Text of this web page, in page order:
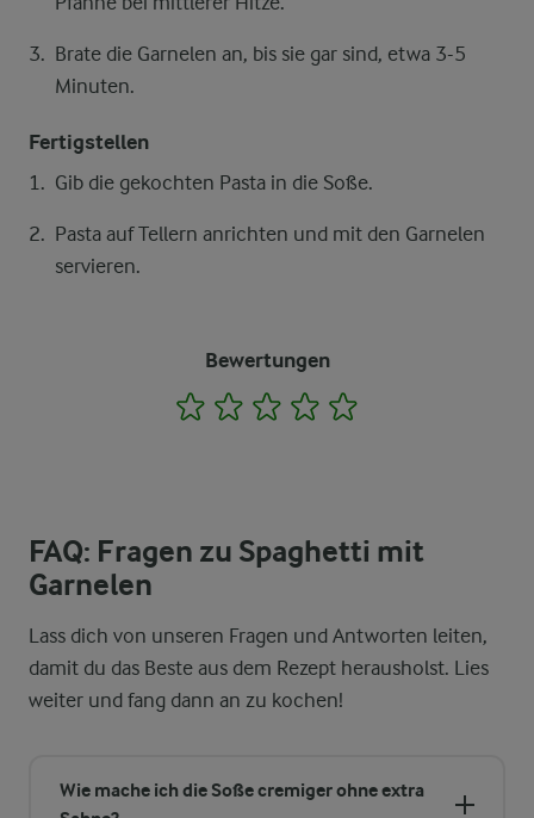
Brate die Garnelen an, bis sie gar sind, etwa 3-5
Minuten.
Fertigstellen
Gib die gekochten Pasta in die Soße.
Pasta auf Tellern anrichten und mit den Garnelen
servieren.
Bewertungen
1 2 3 4
FAQ: Fragen zu Spaghetti mit
Garnelen
Lass dich von unseren Fragen und Antworten leiten,
damit du das Beste aus dem Rezept herausholst. Lies
weiter und fang dann an zu kochen!
Wie mache ich die Soße cremiger ohne extra